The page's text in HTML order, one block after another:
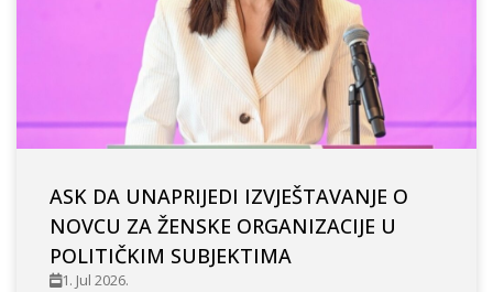
ASK DA UNAPRIJEDI IZVJEŠTAVANJE O
NOVCU ZA ŽENSKE ORGANIZACIJE U
POLITIČKIM SUBJEKTIMA
1. Jul 2026.